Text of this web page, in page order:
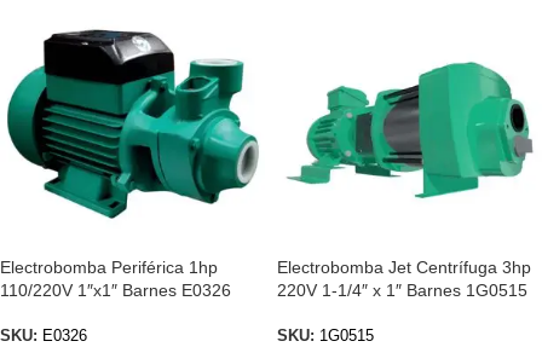
Electrobomba Periférica 1hp
110/220V 1″x1″ Barnes E0326
SKU: E0326
Electrobomba Jet Centrífuga 3hp
220V 1-1/4″ x 1″ Barnes 1G0515
SKU: 1G0515